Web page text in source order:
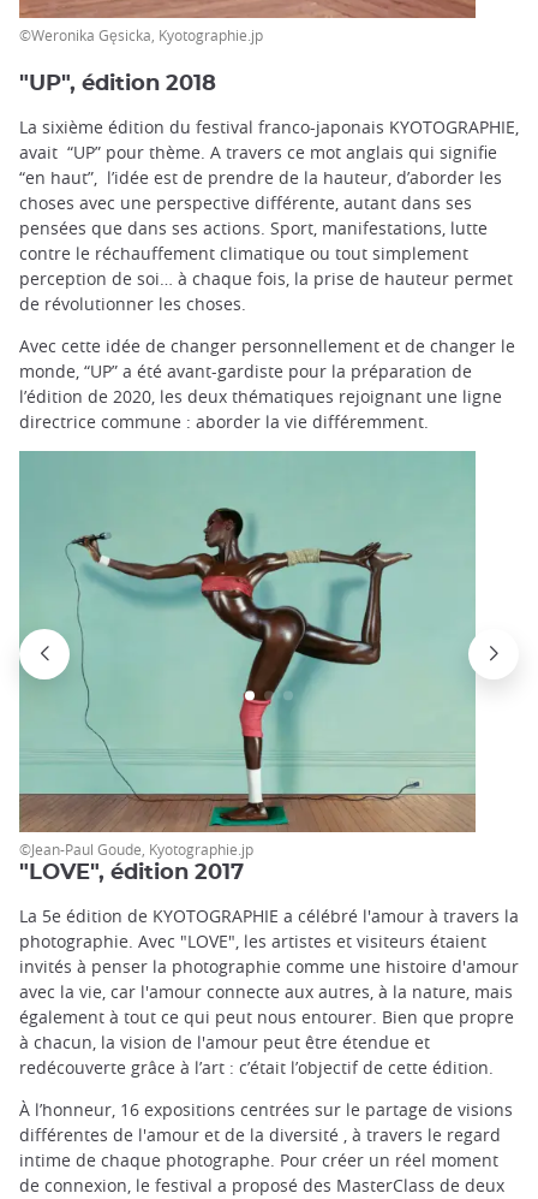
©Weronika Gęsicka, Kyotographie.jp
"UP", édition 2018
La sixième édition du festival franco-japonais KYOTOGRAPHIE,
avait “UP” pour thème. A travers ce mot anglais qui signifie
“en haut”, l’idée est de prendre de la hauteur, d’aborder les
choses avec une perspective différente, autant dans ses
pensées que dans ses actions. Sport, manifestations, lutte
contre le réchauffement climatique ou tout simplement
perception de soi… à chaque fois, la prise de hauteur permet
de révolutionner les choses.
Avec cette idée de changer personnellement et de changer le
monde, “UP” a été avant-gardiste pour la préparation de
l’édition de 2020, les deux thématiques rejoignant une ligne
directrice commune : aborder la vie différemment.
©Jean-Paul Goude, Kyotographie.jp
"LOVE", édition 2017
La 5e édition de KYOTOGRAPHIE a célébré l'amour à travers la
photographie. Avec "LOVE", les artistes et visiteurs étaient
invités à penser la photographie comme une histoire d'amour
avec la vie, car l'amour connecte aux autres, à la nature, mais
également à tout ce qui peut nous entourer. Bien que propre
à chacun, la vision de l'amour peut être étendue et
redécouverte grâce à l’art : c’était l’objectif de cette édition.
À l’honneur, 16 expositions centrées sur le partage de visions
différentes de l'amour et de la diversité , à travers le regard
intime de chaque photographe. Pour créer un réel moment
de connexion, le festival a proposé des MasterClass de deux